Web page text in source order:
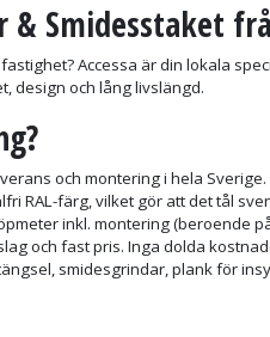
Smidesstaket
Accessa är din lokala
design och lång livslängd.
och montering i hela Sverige.
RAL-färg, vilket gör att det tål
inkl. montering (beroende
och fast pris. Inga dolda
smidesgrindar, plank för